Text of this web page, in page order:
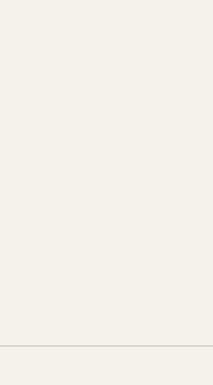
ング
収納に変えるカウンター下収納。小